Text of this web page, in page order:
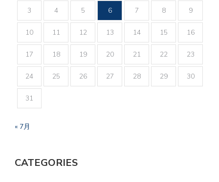
3 4 5 6 7 8 9
10 11 12 13 14 15 16
17 18 19 20 21 22 23
24 25 26 27 28 29 30
31
« 7月
CATEGORIES